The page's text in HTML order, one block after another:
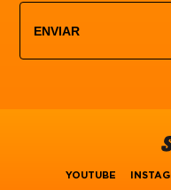
ENVIAR
YOUTUBE